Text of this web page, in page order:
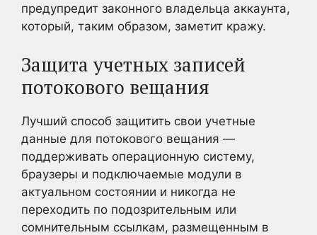
предупредит законного владельца аккаунта,
который, таким образом, заметит кражу.
Защита учетных записей
потокового вещания
Лучший способ защитить свои учетные
данные для потокового вещания —
поддерживать операционную систему,
браузеры и подключаемые модули в
актуальном состоянии и никогда не
переходить по подозрительным или
сомнительным ссылкам, размещенным в